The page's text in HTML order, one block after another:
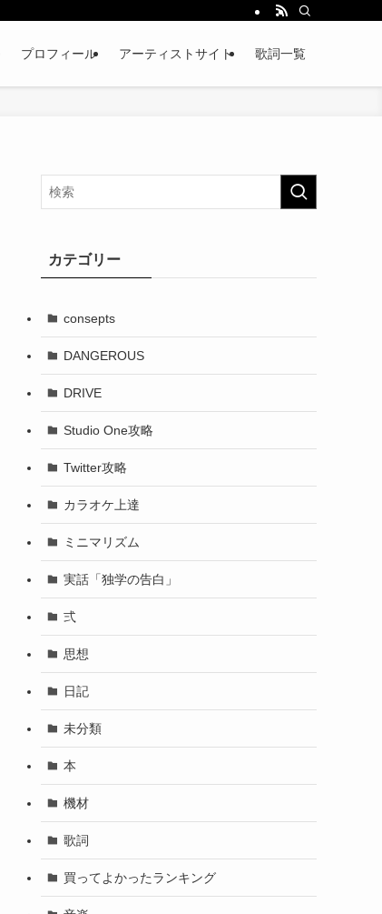
プロフィール アーティストサイト 歌詞一覧
カテゴリー
consepts
DANGEROUS
DRIVE
Studio One攻略
Twitter攻略
カラオケ上達
ミニマリズム
実話「独学の告白」
弍
思想
日記
未分類
本
機材
歌詞
買ってよかったランキング